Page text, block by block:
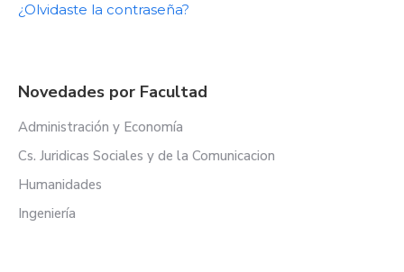
¿Olvidaste la contraseña?
Novedades por Facultad
Administración y Economía
Cs. Juridicas Sociales y de la Comunicacion
Humanidades
Ingeniería